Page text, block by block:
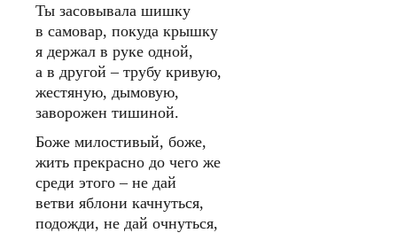
Ты засовывала шишку
в самовар, покуда крышку
я держал в руке одной,
а в другой – трубу кривую,
жестяную, дымовую,
заворожен тишиной.
Боже милостивый, боже,
жить прекрасно до чего же
среди этого – не дай
ветви яблони качнуться,
подожди, не дай очнуться,